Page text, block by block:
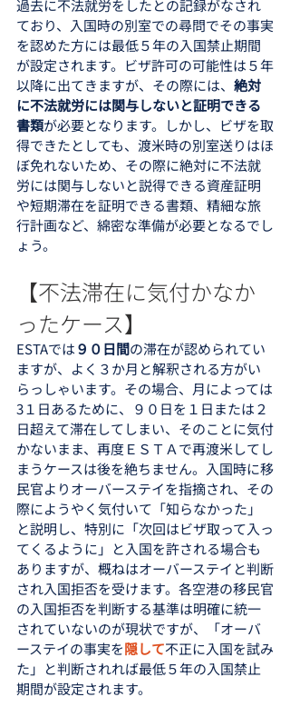
過去に不法就労をしたとの記録がなされ
ており、入国時の別室での尋問でその事実
を認めた方には最低５年の入国禁止期間
が設定されます。ビザ許可の可能性は５年
以降に出てきますが、その際には、 絶対
に不法就労には関与しないと証明できる
書類が必要となります。しかし、ビザを取
得できたとしても、渡米時の別室送りはほ
ぼ免れないため、その際に絶対に不法就
労には関与しないと説得できる資産証明
や短期滞在を証明できる書類、精細な旅
行計画など、綿密な準備が必要となるでし
ょう。
【不法滞在に気付かなか
ったケース】
ESTAでは９０日間の滞在が認められてい
ますが、よく３か月と解釈される方がい
らっしゃいます。その場合、月によっては
3１日あるために、９０日を１日または２
日超えて滞在してしまい、そのことに気付
かないまま、再度ＥＳＴＡで再渡米してし
まうケースは後を絶ちません。入国時に移
民官よりオーバーステイを指摘され、その
際にようやく気付いて「知らなかった」
と説明し、特別に「次回はビザ取って入っ
てくるように」と入国を許される場合も
ありますが、概ねはオーバーステイと判断
され入国拒否を受けます。各空港の移民官
の入国拒否を判断する基準は明確に統一
されていないのが現状ですが、「オーバ
ーステイの事実を隠して不正に入国を試み
た」と判断されれば最低５年の入国禁止
期間が設定されます。